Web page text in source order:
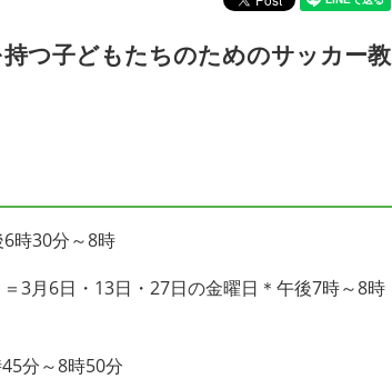
つ子どもたちのためのサッカー教
時30分～8時
3月6日・13日・27日の金曜日＊午後7時～8時
分～8時50分